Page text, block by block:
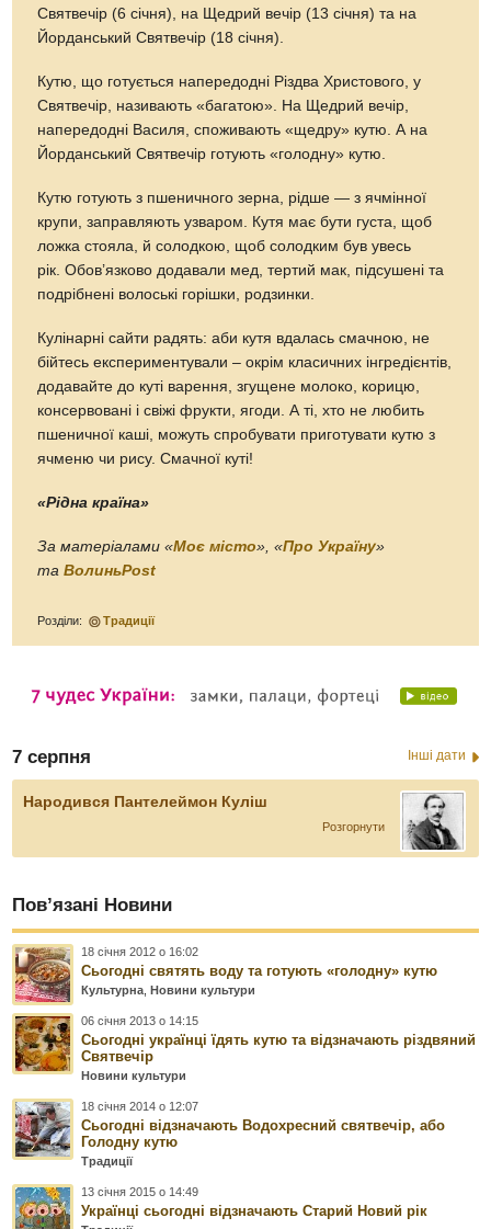
Святвечір (6 січня), на Щедрий вечір (13 січня) та на
Йорданський Святвечір (18 січня).
Кутю, що готується напередодні Різдва Христового, у
Святвечір, називають «багатою». На Щедрий вечір,
напередодні Василя, споживають «щедру» кутю. А на
Йорданський Святвечір готують «голодну» кутю.
Кутю готують з пшеничного зерна, рідше — з ячмінної
крупи, заправляють узваром. Кутя має бути густа, щоб
ложка стояла, й солодкою, щоб солодким був увесь
рік. Обов’язково додавали мед, тертий мак, підсушені та
подрібнені волоські горішки, родзинки.
Кулінарні сайти радять: аби кутя вдалась смачною, не
бійтесь експериментували – окрім класичних інгредієнтів,
додавайте до куті варення, згущене молоко, корицю,
консервовані і свіжі фрукти, ягоди. А ті, хто не любить
пшеничної каші, можуть спробувати приготувати кутю з
ячменю чи рису. Смачної куті!
«Рідна країна»
За матеріалами «Моє місто», «Про Україну»
таВолиньPost
Розділи: Традиції
7 серпня Інші дати
Народився Пантелеймон Куліш
Розгорнути
Пов’язані Новини
18 січня 2012 о 16:02
Сьогодні святять воду та готують «голодну» кутю
Культурна ,Новини культури
06 січня 2013 о 14:15
Сьогодні українці їдять кутю та відзначають різдвяний
Cвятвечір
Новини культури
18 січня 2014 о 12:07
Сьогодні відзначають Водохресний святвечір, або
Голодну кутю
Традиції
13 січня 2015 о 14:49
Українці сьогодні відзначають Старий Новий рік